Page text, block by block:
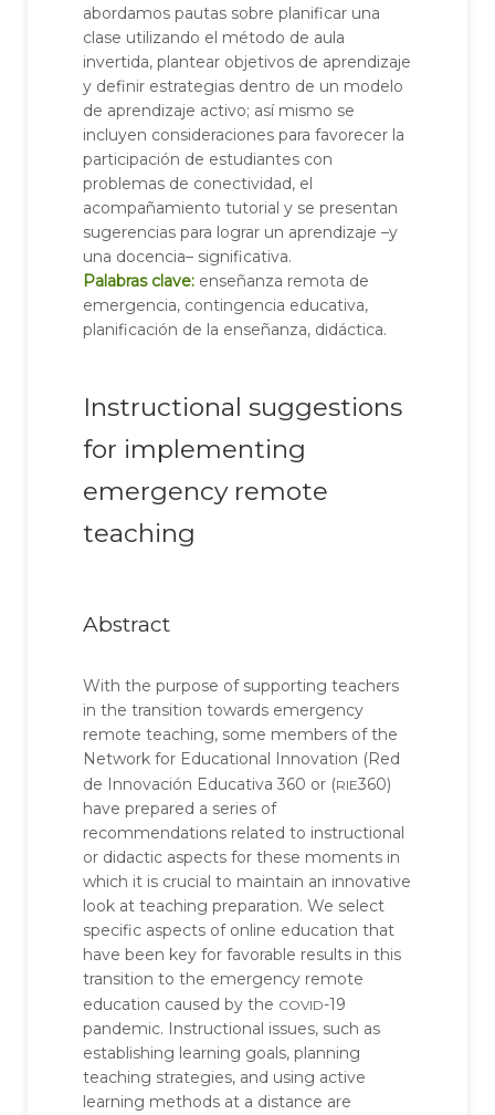
abordamos pautas sobre planificar una
clase utilizando el método de aula
invertida, plantear objetivos de aprendizaje
y definir estrategias dentro de un modelo
de aprendizaje activo; así mismo se
incluyen consideraciones para favorecer la
participación de estudiantes con
problemas de conectividad, el
acompañamiento tutorial y se presentan
sugerencias para lograr un aprendizaje –y
una docencia– significativa.
Palabras clave: enseñanza remota de
emergencia, contingencia educativa,
planificación de la enseñanza, didáctica.
Instructional suggestions
for implementing
emergency remote
teaching
Abstract
With the purpose of supporting teachers
in the transition towards emergency
remote teaching, some members of the
Network for Educational Innovation (Red
de Innovación Educativa 360 or (rie360)
have prepared a series of
recommendations related to instructional
or didactic aspects for these moments in
which it is crucial to maintain an innovative
look at teaching preparation. We select
specific aspects of online education that
have been key for favorable results in this
transition to the emergency remote
education caused by the covid-19
pandemic. Instructional issues, such as
establishing learning goals, planning
teaching strategies, and using active
learning methods at a distance are